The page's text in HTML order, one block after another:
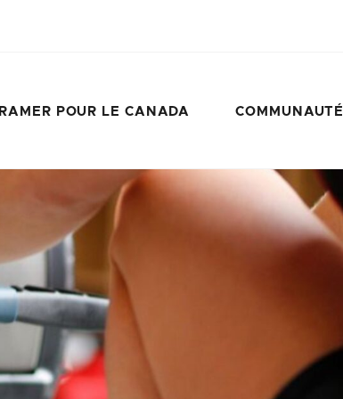
RAMER POUR LE CANADA COMMUNAUTÉ